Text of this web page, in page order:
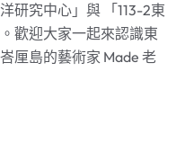
研究中心」與 「 113-2東
歡迎大家一起來認識東
厘島的藝術家 Made 老